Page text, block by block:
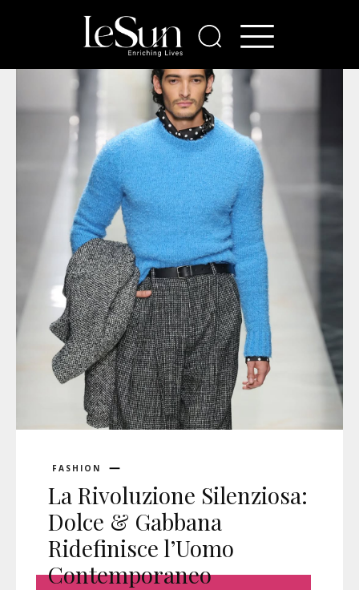
FASHION
La Rivoluzione Silenziosa:
Dolce & Gabbana
Ridefinisce l’Uomo
Contemporaneo